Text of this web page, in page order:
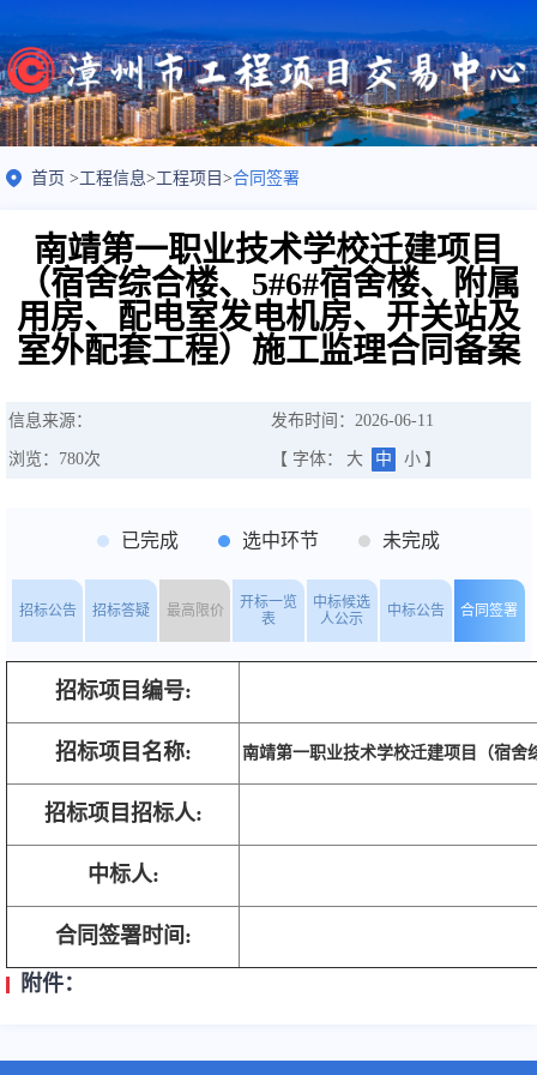
首页 >工程信息>工程项目 >合同签署
南靖第一职业技术学校迁建项目
（宿舍综合楼、5#6#宿舍楼、附属
用房、配电室发电机房、开关站及
室外配套工程）施工监理合同备案
信息来源： 发布时间：2026-06-11
浏览： 780次 【 字体： 大 中 小 】
已完成 选中环节 未完成
招标公告 招标答疑 最高限价
开标一览
表
中标候选
人公示
中标公告 合同签署
招标项目编号:
招标项目名称: 南靖第一职业技术学校迁建项目（宿舍
招标项目招标人:
中标人:
合同签署时间:
附件：